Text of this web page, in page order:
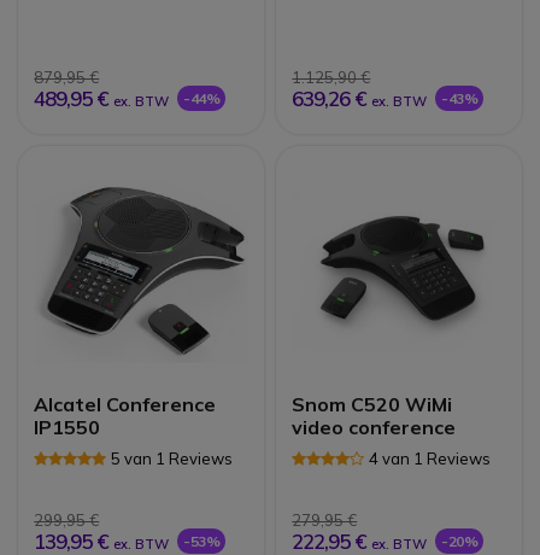
879,95 €
489,95 € ex. BTW -44%
1.125,90 €
639,26 € ex. BTW -43%
Alcatel Conference
IP1550
5 van 1 Reviews
299,95 €
139,95 € ex. BTW -53%
Snom C520 WiMi
video conference
4 van 1 Reviews
279,95 €
222,95 € ex. BTW -20%